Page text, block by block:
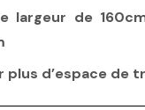
largeur de
d’espace de